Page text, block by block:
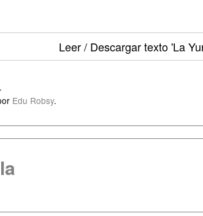
Leer / Descargar texto'La
Edu Robsy.